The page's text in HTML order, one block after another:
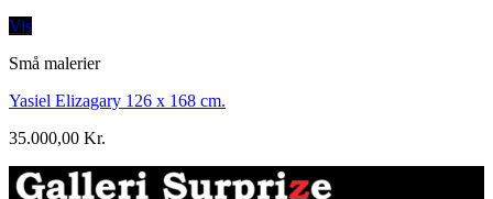
Vis
Små malerier
Yasiel Elizagary 126 x 168 cm.
35.000,00 Kr.